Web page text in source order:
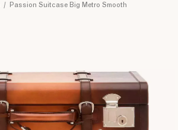
/ Passion Suitcase Big Metro Smooth